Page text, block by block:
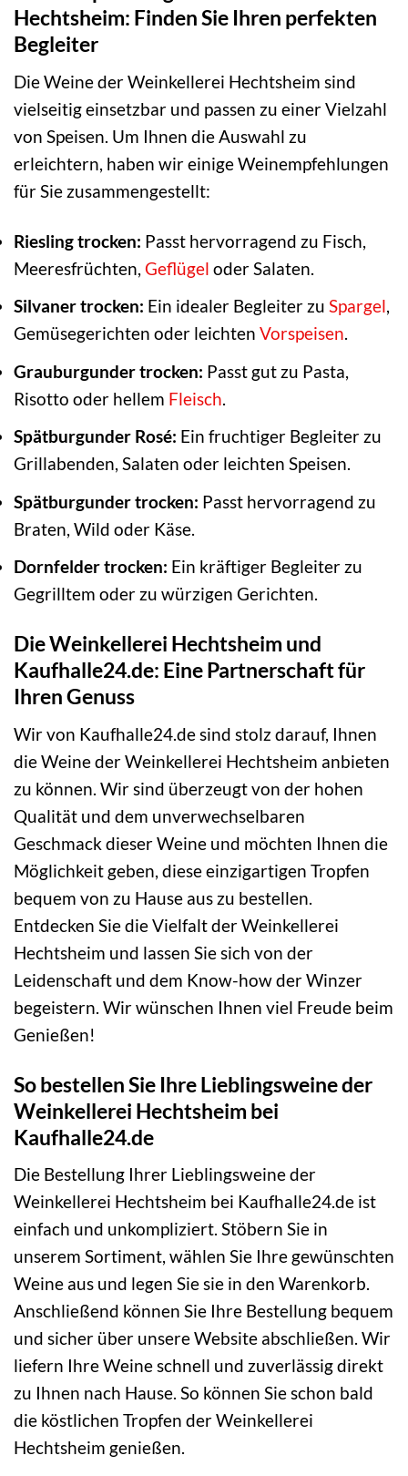
Hechtsheim: Finden Sie Ihren perfekten
Begleiter
Die Weine der Weinkellerei Hechtsheim sind
vielseitig einsetzbar und passen zu einer Vielzahl
von Speisen. Um Ihnen die Auswahl zu
erleichtern, haben wir einige Weinempfehlungen
für Sie zusammengestellt:
Riesling trocken: Passt hervorragend zu Fisch,
Meeresfrüchten, Geflügel oder Salaten.
Silvaner trocken: Ein idealer Begleiter zu Spargel,
Gemüsegerichten oder leichten Vorspeisen.
Grauburgunder trocken: Passt gut zu Pasta,
Risotto oder hellem Fleisch.
Spätburgunder Rosé: Ein fruchtiger Begleiter zu
Grillabenden, Salaten oder leichten Speisen.
Spätburgunder trocken: Passt hervorragend zu
Braten, Wild oder Käse.
Dornfelder trocken: Ein kräftiger Begleiter zu
Gegrilltem oder zu würzigen Gerichten.
Die Weinkellerei Hechtsheim und
Kaufhalle24.de: Eine Partnerschaft für
Ihren Genuss
Wir von Kaufhalle24.de sind stolz darauf, Ihnen
die Weine der Weinkellerei Hechtsheim anbieten
zu können. Wir sind überzeugt von der hohen
Qualität und dem unverwechselbaren
Geschmack dieser Weine und möchten Ihnen die
Möglichkeit geben, diese einzigartigen Tropfen
bequem von zu Hause aus zu bestellen.
Entdecken Sie die Vielfalt der Weinkellerei
Hechtsheim und lassen Sie sich von der
Leidenschaft und dem Know-how der Winzer
begeistern. Wir wünschen Ihnen viel Freude beim
Genießen!
So bestellen Sie Ihre Lieblingsweine der
Weinkellerei Hechtsheim bei
Kaufhalle24.de
Die Bestellung Ihrer Lieblingsweine der
Weinkellerei Hechtsheim bei Kaufhalle24.de ist
einfach und unkompliziert. Stöbern Sie in
unserem Sortiment, wählen Sie Ihre gewünschten
Weine aus und legen Sie sie in den Warenkorb.
Anschließend können Sie Ihre Bestellung bequem
und sicher über unsere Website abschließen. Wir
liefern Ihre Weine schnell und zuverlässig direkt
zu Ihnen nach Hause. So können Sie schon bald
die köstlichen Tropfen der Weinkellerei
Hechtsheim genießen.